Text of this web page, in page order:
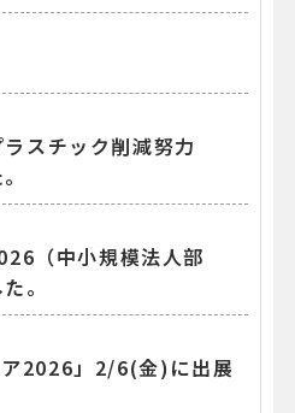
スチック削減努力
（中小規模法人部
。
ア2026」2/6(金)に出展